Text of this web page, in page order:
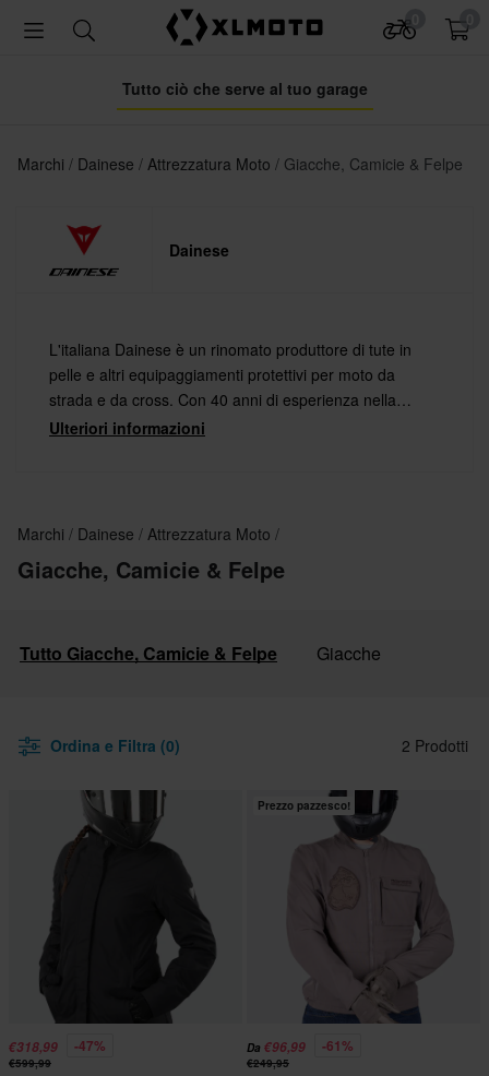
Tutto ciò che serve al tuo garage
Marchi Dainese Attrezzatura Moto Giacche, Camicie & Felpe
Dainese
L'italiana Dainese è un rinomato produttore di tute in
pelle e altri equipaggiamenti protettivi per moto da
strada e da cross. Con 40 anni di esperienza nella
produzione di protezioni, Dainese offre ai piloti di tutto il
Ulteriori informazioni
Marchi Dainese Attrezzatura Moto
Giacche, Camicie & Felpe
Tutto Giacche, Camicie & Felpe Giacche
Ordina e Filtra (0) 2 Prodotti
€318,99 -47%
€599,99
Prezzo pazzesco!
Da €96,99 -61%
€249,95